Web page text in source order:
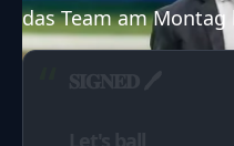
das Team am Montag